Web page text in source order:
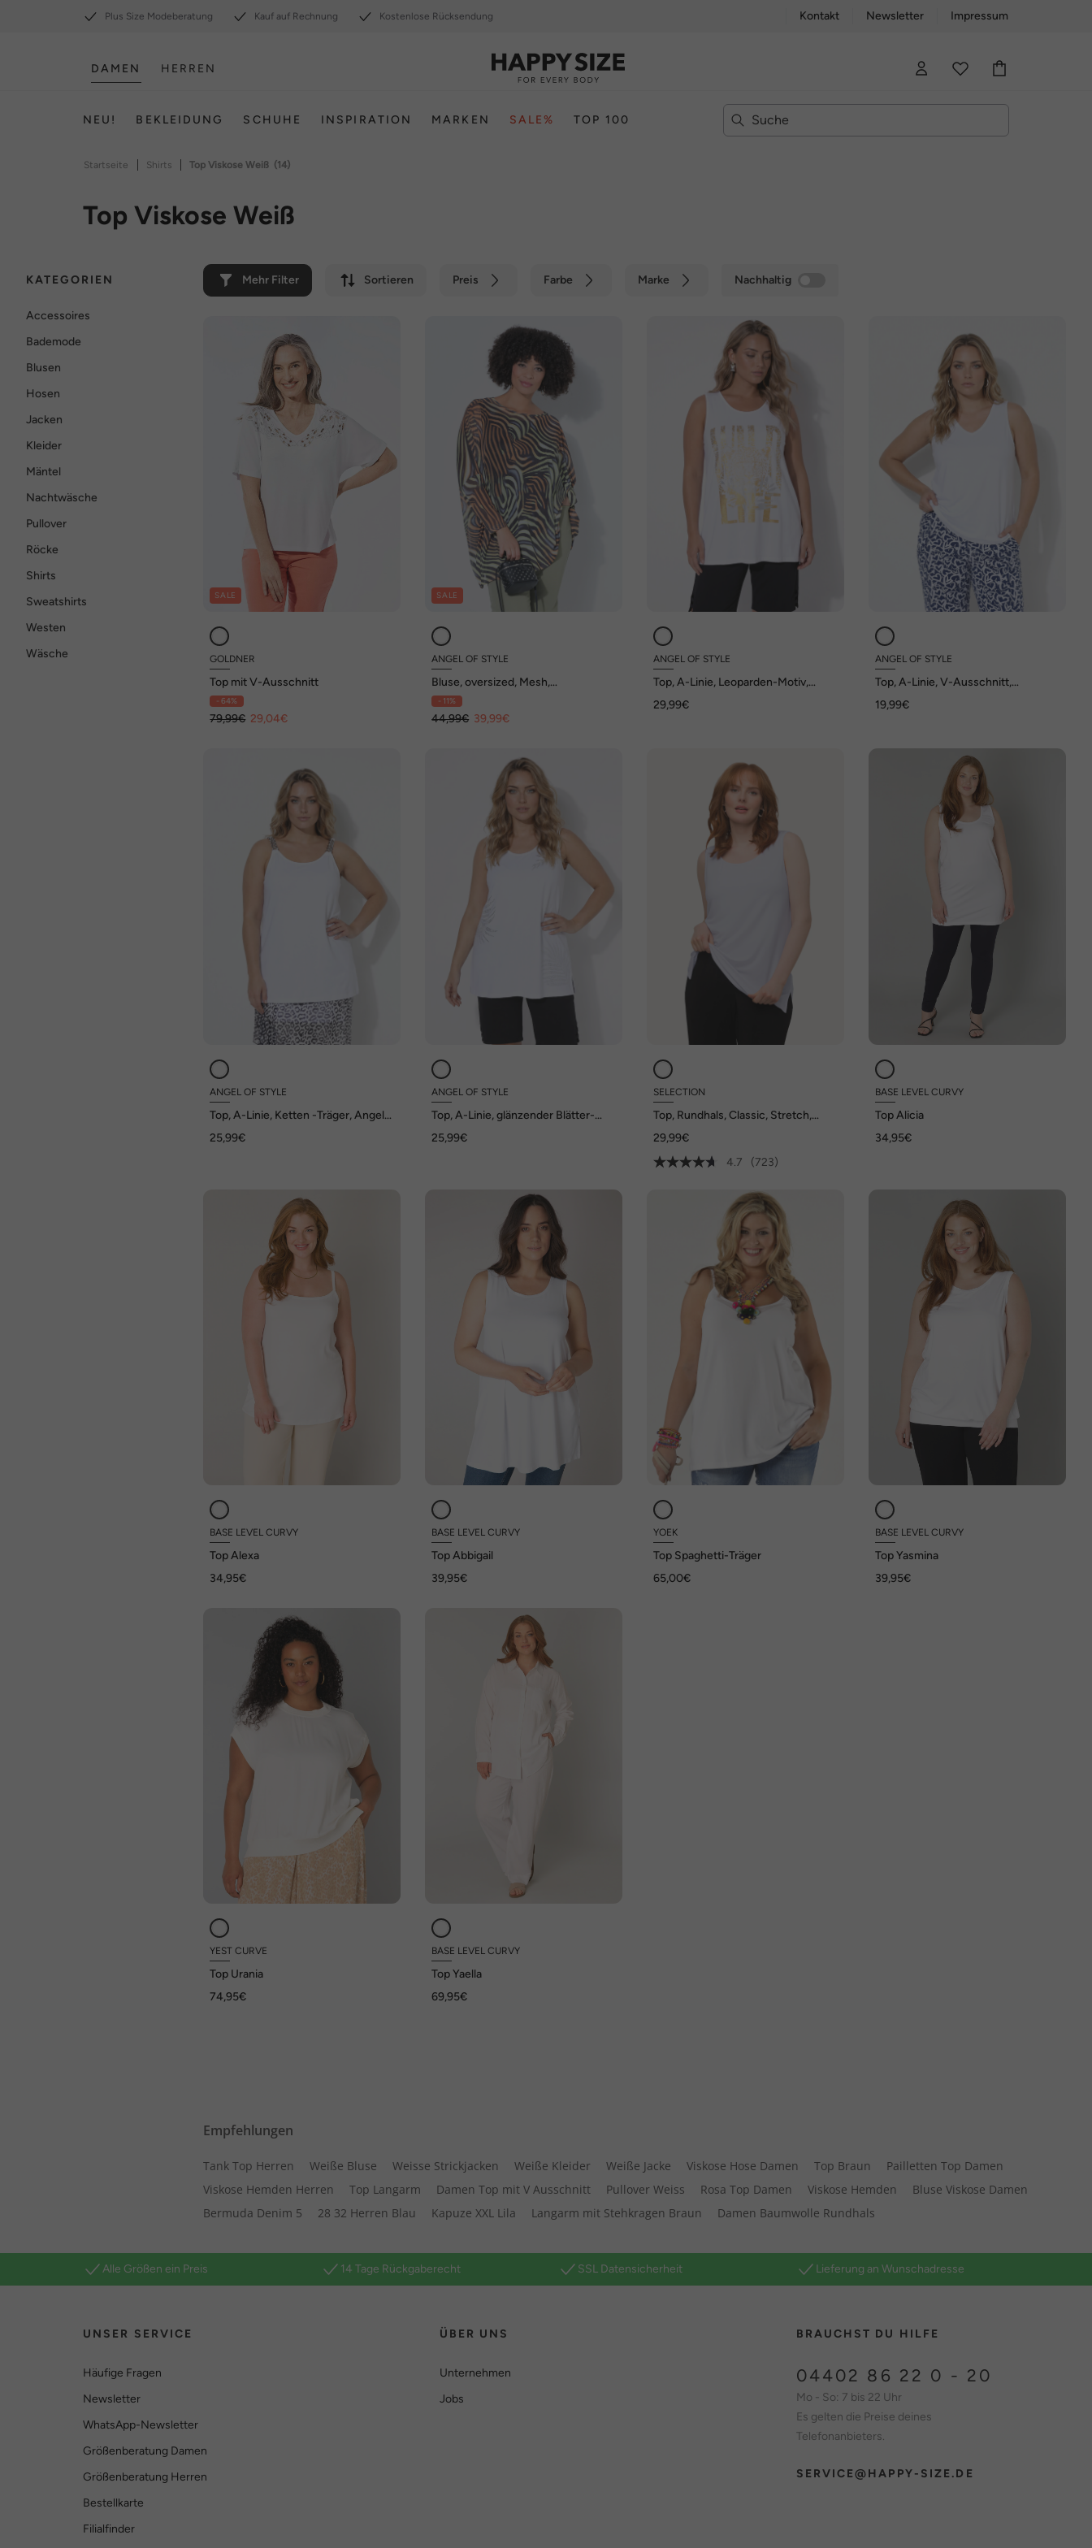
Plus Size Modeberatung Kauf auf Rechnung Kostenlose Rücksendung Kontakt Newsletter Impressum
DAMEN HERREN
NEU! BEKLEIDUNG SCHUHE INSPIRATION MARKEN SALE% TOP 100
Startseite | Shirts | Top Viskose Weiß (14)
Top Viskose Weiß
KATEGORIEN Mehr Filter Sortieren Preis Farbe Marke Nachhaltig
Accessoires
Bademode
Blusen
Hosen
Jacken
Kleider
Mäntel
Nachtwäsche
Pullover
Röcke
Shirts
Sweatshirts
Westen
Wäsche
SALE
GOLDNER
Top mit V-Ausschnitt
- 64%
79,99€ 29,04€
SALE
ANGEL OF STYLE
Bluse, oversized, Mesh,
Wellenmuster, blickdichtes Top
- 11%
44,99€ 39,99€
ANGEL OF STYLE
Top, A-Linie, Leoparden-Motiv,
MIAMODA
29,99€
ANGEL OF STYLE
Top, A-Linie, V-Ausschnitt,
MIAMODA
19,99€
ANGEL OF STYLE
Top, A-Linie, Ketten -Träger, Angel
25,99€
ANGEL OF STYLE
Top, A-Linie, glänzender Blätter-
25,99€
SELECTION
Top, Rundhals, Classic, Stretch,
29,99€
4.7
(723)
BASE LEVEL CURVY
Top Alicia
34,95€
BASE LEVEL CURVY
Top Alexa
34,95€
BASE LEVEL CURVY
Top Abbigail
39,95€
YOEK
Top Spaghetti-Träger
65,00€
BASE LEVEL CURVY
Top Yasmina
39,95€
YEST CURVE
Top Urania
74,95€
BASE LEVEL CURVY
Top Yaella
69,95€
Empfehlungen
Tank Top Herren Weiße Bluse Weisse Strickjacken Weiße Kleider Weiße Jacke Viskose Hose Damen Top Braun
Pailletten Top Damen
Viskose Hemden Herren
Top Langarm Damen Top mit V Ausschnitt Pullover Weiss Rosa Top Damen Viskose Hemden
Bluse Viskose Damen
Bermuda Denim 5
28 32 Herren Blau Kapuze XXL Lila Langarm mit Stehkragen Braun Damen Baumwolle Rundhals
Alle Größen ein Preis 14 Tage Rückgaberecht SSL Datensicherheit Lieferung an Wunschadresse
UNSER SERVICE
Häufige Fragen
Newsletter
WhatsApp-Newsletter
Größenberatung Damen
Größenberatung Herren
Bestellkarte
Filialfinder
ÜBER UNS
Unternehmen
Jobs
BRAUCHST DU HILFE
04402 86 22 0 - 20
Mo - So: 7 bis 22 Uhr
Es gelten die Preise deines
Telefonanbieters.
SERVICE@HAPPY-SIZE.DE